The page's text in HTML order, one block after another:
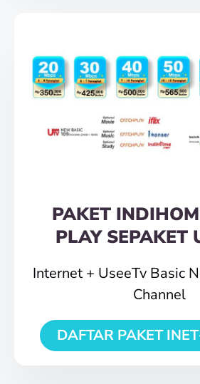
PAKET
PLAY SEPAKET
Internet + UseeTv Basic
Channel
DAFTAR PAKET